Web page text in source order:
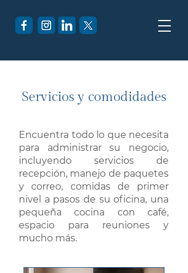
Servicios y comodidades
Encuentra todo lo que necesita
para administrar su negocio,
incluyendo servicios de
recepción, manejo de paquetes
y correo, comidas de primer
nivel a pasos de su oficina, una
pequeña cocina con café,
espacio para reuniones y
mucho más.